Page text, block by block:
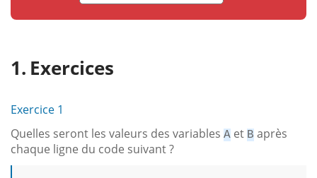
Exercices
Exercice 1
Quelles seront les valeurs des variables A et B après
chaque ligne du code suivant ?